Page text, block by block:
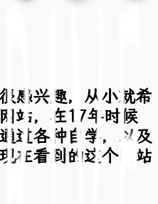
感兴趣，从小就希
站，在17年时候
过各种自学，以及
在看到的这个网站